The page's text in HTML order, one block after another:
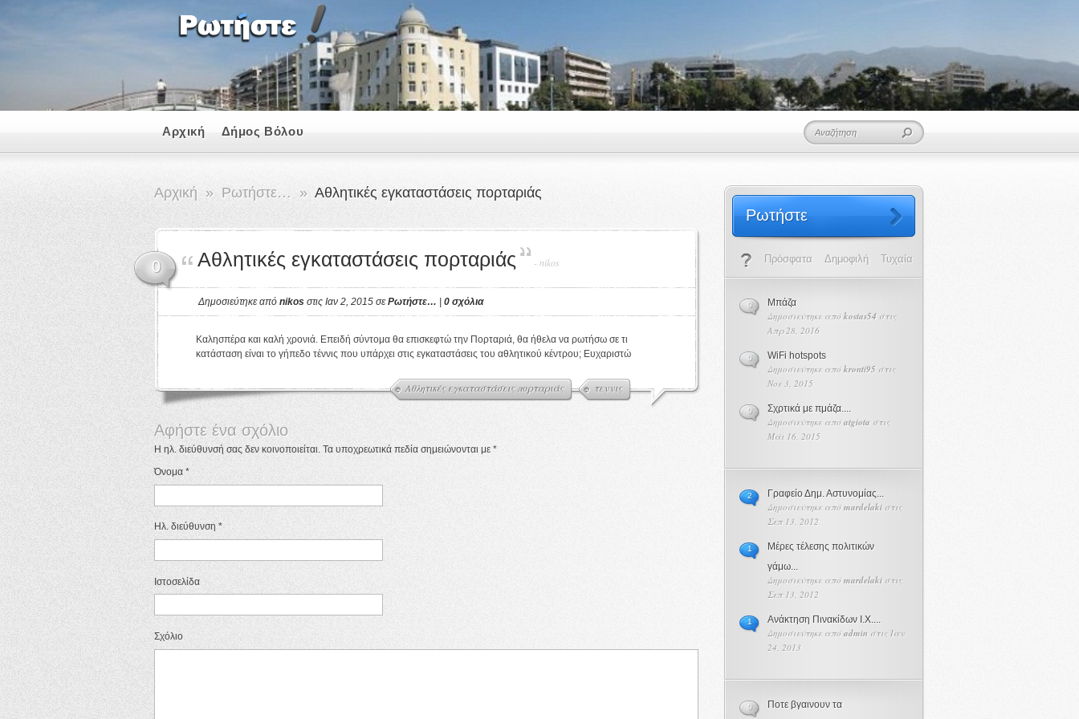
Αρχική Δήμος Βόλου
Αρχική » Ρωτήστε… » Αθλητικές εγκαταστάσεις πορταριάς
0 Αθλητικές εγκαταστάσεις πορταριάς - nikos
Δημοσιεύτηκε από nikos στις Ιαν 2, 2015 σεΡωτήστε… 0 σχόλια
Αθλητικές εγκαταστάσεις πορταριάς τεννις
Καλησπέρα και καλή χρονιά. Επειδή σύντομα θα επισκεφτώ την Πορταριά, θα ήθελα να ρωτήσω σε τι
κατάσταση είναι το γήπεδο τέννις που υπάρχει στις εγκαταστάσεις του αθλητικού κέντρου; Ευχαριστώ
Αφήστε ένα σχόλιο
Η ηλ. διεύθυνσή σας δεν κοινοποιείται. Τα υποχρεωτικά πεδία σημειώνονται με *
Όνομα *
Ηλ. διεύθυνση *
Ιστοσελίδα
Σχόλιο
Ρωτήστε
Πρόσφατα Δημοφιλή Τυχαία
Μπάζα
Δημοσιεύτηκε από kostas54 στις
Απρ 28, 2016
0
WiFi hotspots
Δημοσιεύτηκε από kronti95 στις
Νοε 3, 2015
0
Σχρτικά με πμάζα....
Δημοσιεύτηκε από atgiota στις
Μάι 16, 2015
0
Γραφείο Δημ. Αστυνομίας...
Δημοσιεύτηκε από mardelaki στις
Σεπ 13, 2012
2
Μέρες τέλεσης πολιτικών
γάμω...
Δημοσιεύτηκε από mardelaki στις
Σεπ 13, 2012
1
Ανάκτηση Πινακίδων Ι.Χ....
Δημοσιεύτηκε από admin στις Ιαν
24, 2013
1
Ποτε βγαινουν τα
0